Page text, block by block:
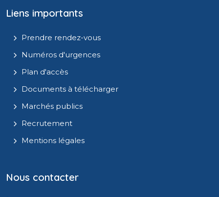
Liens importants
Prendre rendez-vous
Numéros d'urgences
Plan d'accès
Documents à télécharger
Marchés publics
Recrutement
Mentions légales
Nous contacter